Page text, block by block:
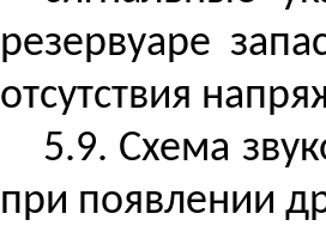
резервуаре
отсутствия
5.9. Схема
при появлении